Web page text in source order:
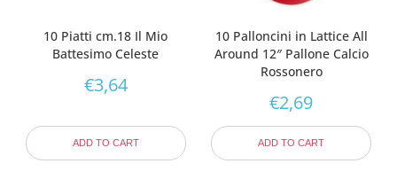
10 Piatti cm.18 Il Mio
Battesimo Celeste
€3,64
ADD TO CART
10 Palloncini in Lattice All
Around 12″ Pallone Calcio
Rossonero
€2,69
ADD TO CART